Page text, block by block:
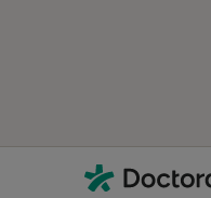
Contacto
Doctoralia - Página